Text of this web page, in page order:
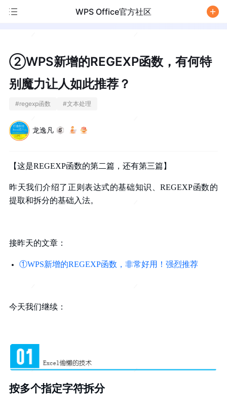
WPS Office官方社区
②WPS新增的REGEXP函数，有何特
别魔力让人如此推荐？
#regexp函数 #文本处理
龙逸凡
【这是REGEXP函数的第二篇，还有第三篇】
昨天我们介绍了正则表达式的基础知识、REGEXP函数的
提取和拆分的基础入法。
接昨天的文章：
①WPS新增的REGEXP函数，非常好用！强烈推荐
今天我们继续：
按多个指定字符拆分